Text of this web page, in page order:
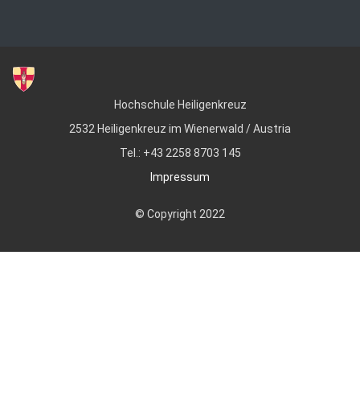
Hochschule Heiligenkreuz
2532 Heiligenkreuz im Wienerwald / Austria
Tel.: +43 2258 8703 145
Impressum
© Copyright 2022